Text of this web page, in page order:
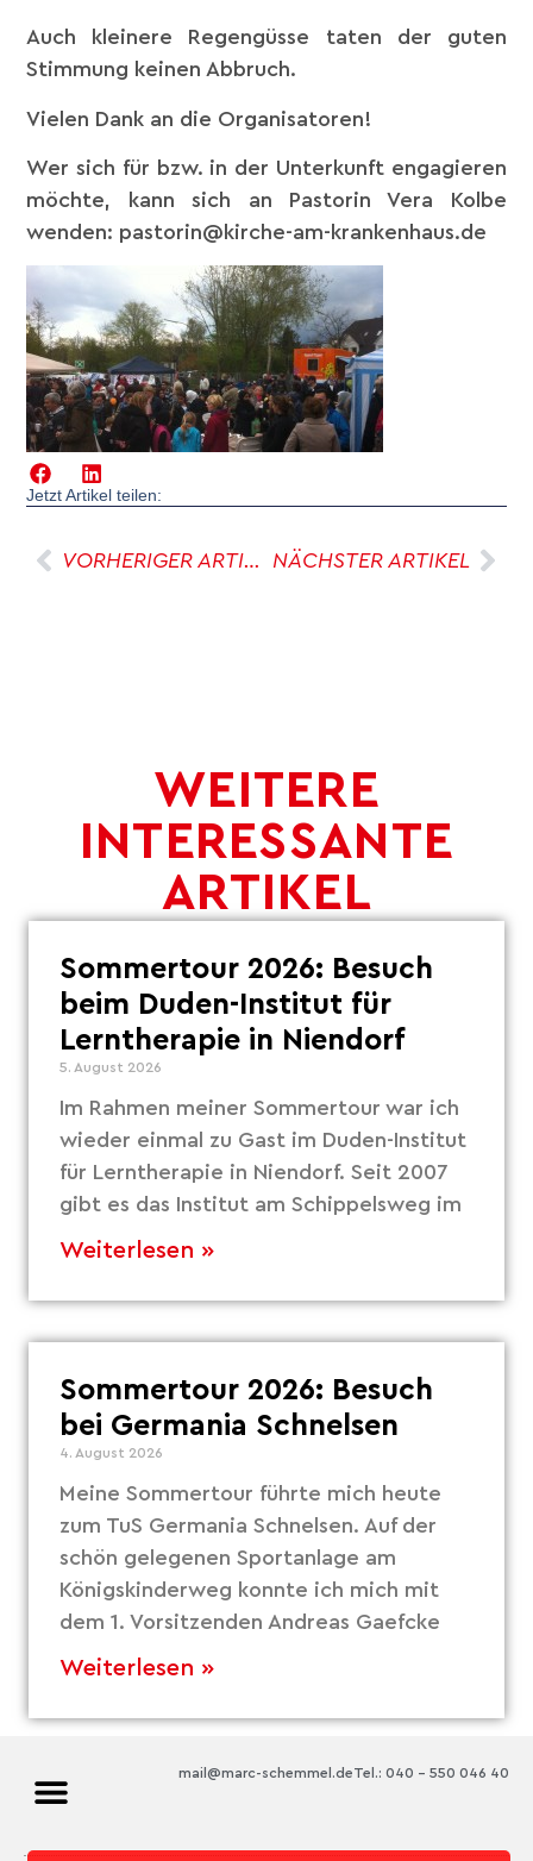
Auch kleinere Regengüsse taten der guten
Stimmung keinen Abbruch.
Vielen Dank an die Organisatoren!
Wer sich für bzw. in der Unterkunft engagieren
möchte, kann sich an Pastorin Vera Kolbe
wenden: pastorin@kirche-am-krankenhaus.de
Jetzt Artikel teilen:
VORHERIGER ARTIKEL NÄCHSTER ARTIKEL
WEITERE
INTERESSANTE
ARTIKEL
Sommertour 2026: Besuch
beim Duden-Institut für
Lerntherapie in Niendorf
5. August 2026
Im Rahmen meiner Sommertour war ich
wieder einmal zu Gast im Duden-Institut
für Lerntherapie in Niendorf. Seit 2007
gibt es das Institut am Schippelsweg im
Weiterlesen »
Sommertour 2026: Besuch
bei Germania Schnelsen
4. August 2026
Meine Sommertour führte mich heute
zum TuS Germania Schnelsen. Auf der
schön gelegenen Sportanlage am
Königskinderweg konnte ich mich mit
dem 1. Vorsitzenden Andreas Gaefcke
Weiterlesen »
Tel.: 040 – 550 046 40
mail@marc-schemmel.de